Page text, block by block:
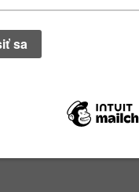
Edukačné